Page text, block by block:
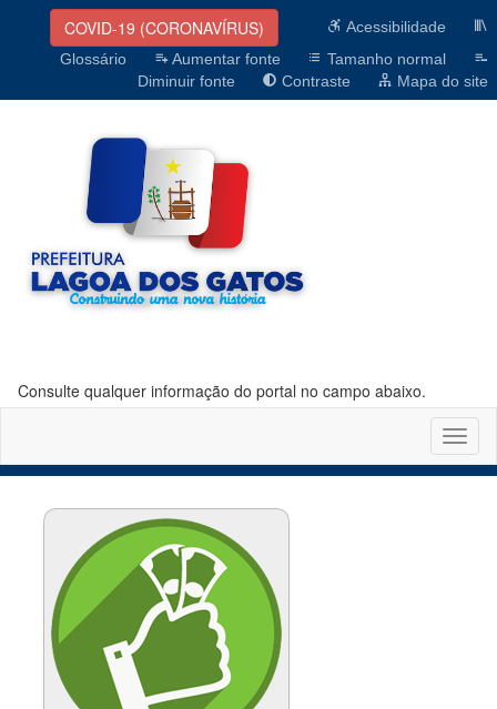
COVID-19 (CORONAVÍRUS)
Acessibilidade
Glossário
Aumentar fonte
Tamanho normal
Diminuir fonte
Contraste Mapa do site
Consulte qualquer informação do portal no campo abaixo.